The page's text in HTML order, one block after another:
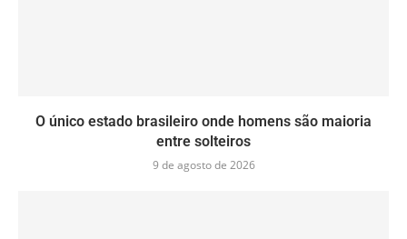
O único estado brasileiro onde homens são maioria
entre solteiros
9 de agosto de 2026